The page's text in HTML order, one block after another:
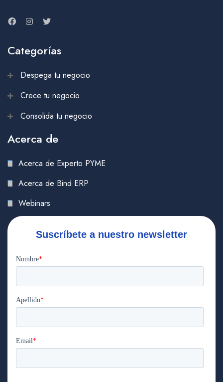
Categorías
Despega tu negocio
Crece tu negocio
Consolida tu negocio
Acerca de
Acerca de Experto PYME
Acerca de Bind ERP
Webinars
Suscríbete a nuestro newsletter